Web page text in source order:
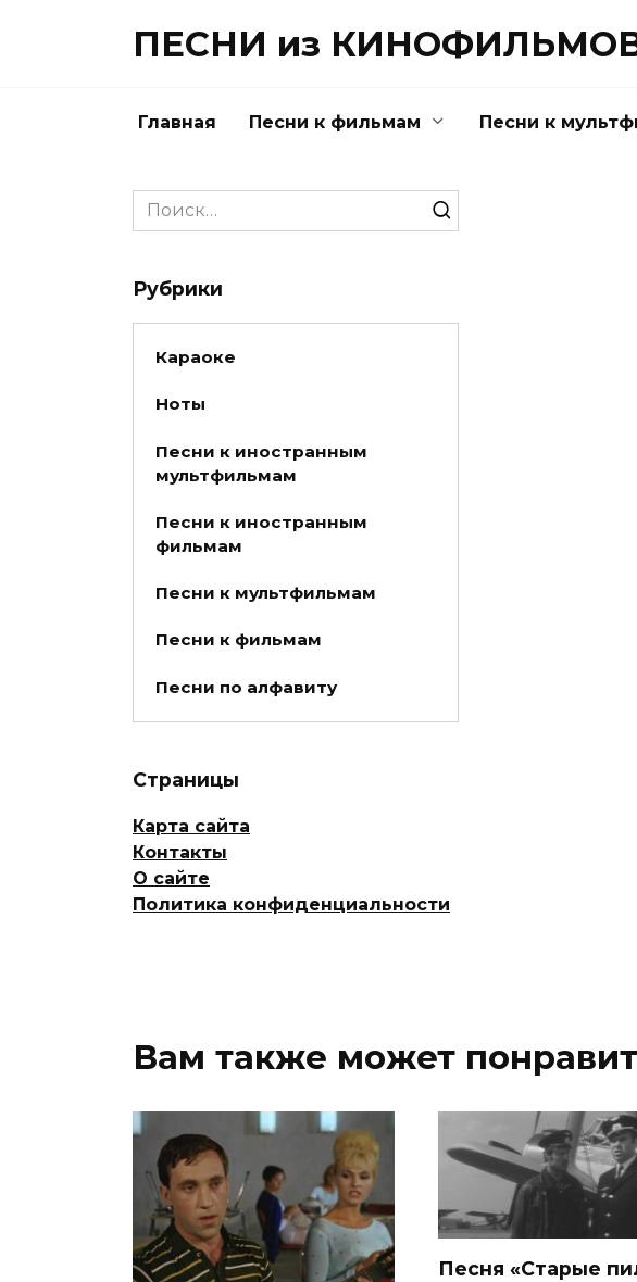
ПЕСНИ из
Главная Песни к фильмам Песни к
Search
for:
Рубрики
Караоке
Ноты
Песни к иностранным
мультфильмам
Песни к иностранным
фильмам
Песни к мультфильмам
Песни к фильмам
Песни по алфавиту
Страницы
Карта сайта
Контакты
О сайте
Политика конфиденциальности
Вам также может
Песня «Старые